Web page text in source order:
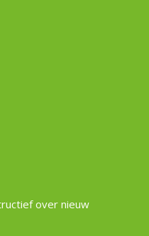
over nieuw